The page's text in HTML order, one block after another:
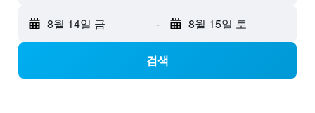
8월 14일 금 - 8월 15일 토
검색